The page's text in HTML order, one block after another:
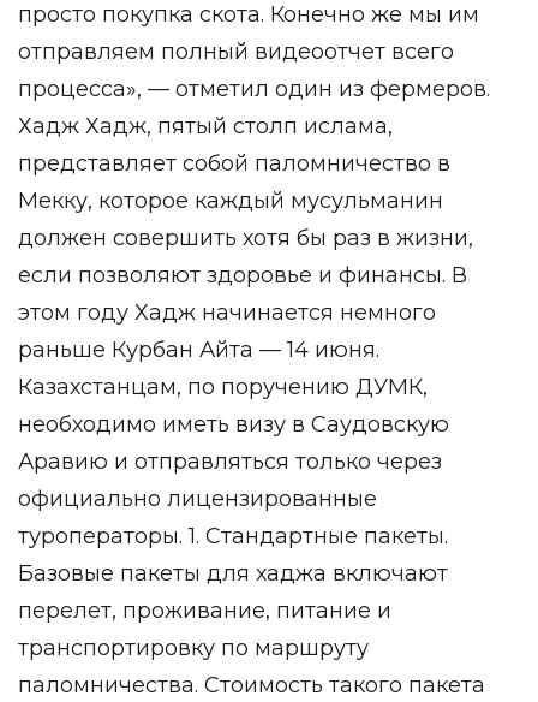
просто покупка скота. Конечно же мы им
отправляем полный видеоотчет всего
процесса», — отметил один из фермеров.
Хадж Хадж, пятый столп ислама,
представляет собой паломничество в
Мекку, которое каждый мусульманин
должен совершить хотя бы раз в жизни,
если позволяют здоровье и финансы. В
этом году Хадж начинается немного
раньше Курбан Айта — 14 июня.
Казахстанцам, по поручению ДУМК,
необходимо иметь визу в Саудовскую
Аравию и отправляться только через
официально лицензированные
туроператоры. 1. Стандартные пакеты.
Базовые пакеты для хаджа включают
перелет, проживание, питание и
транспортировку по маршруту
паломничества. Стоимость такого пакета